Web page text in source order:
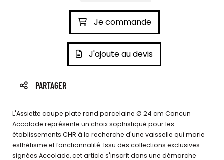
Je commande
J'ajoute au devis
PARTAGER
L'Assiette coupe plate rond porcelaine Ø 24 cm Cancun
Accolade représente un choix sophistiqué pour les
établissements CHR à la recherche d'une vaisselle qui marie
esthétisme et fonctionnalité. Issu des collections exclusives
signées Accolade, cet article s'inscrit dans une démarche